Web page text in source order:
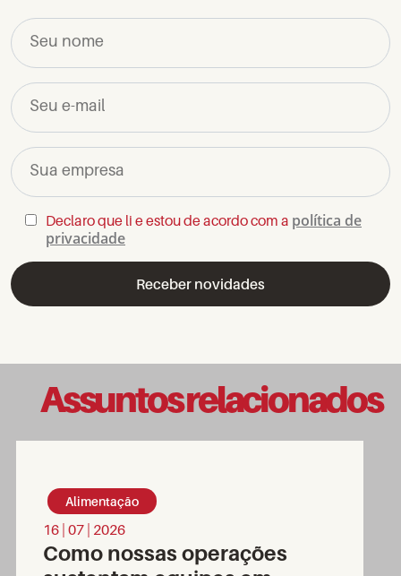
Seu nome
Seu e-mail
Sua empresa
Declaro que li e estou de acordo com a política de
privacidade
Assuntos relacionados
Alimentação
16 | 07 | 2026
Como nossas operações